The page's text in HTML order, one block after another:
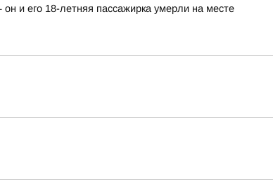
и его 18-летняя пассажирка умерли на месте